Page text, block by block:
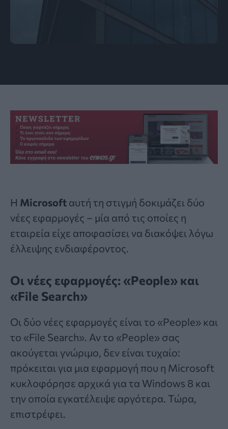
Η Microsoft αυτή τη στιγμή δοκιμάζει δύο
νέες εφαρμογές – μία από τις οποίες η
εταιρεία είχε αποφασίσει να διακόψει λόγω
έλλειψης ενδιαφέροντος.
Οι νέες εφαρμογές: «People» και
«File Search»
Οι δύο νέες εφαρμογές είναι το «People» και
το «File Search». Αν το «People» σας
ακούγεται γνώριμο, δεν είναι τυχαίο:
πρόκειται για μια εφαρμογή που η Microsoft
κυκλοφόρησε αρχικά για τα Windows 8 και
την οποία εγκατέλειψε αργότερα. Τώρα,
επιστρέφει.